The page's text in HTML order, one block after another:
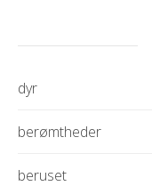
dyr
berømtheder
beruset